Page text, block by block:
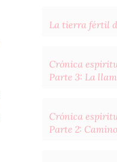
La tierra fértil
Crónica
Parte 3: La
Crónica
Parte 2: